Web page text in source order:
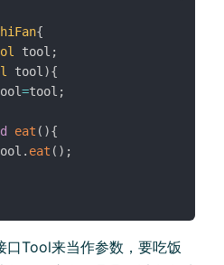
{
tool ;
tool ){
=tool ;
eat ( ){
. eat ( ) ;
口Tool来当作参数，要吃饭